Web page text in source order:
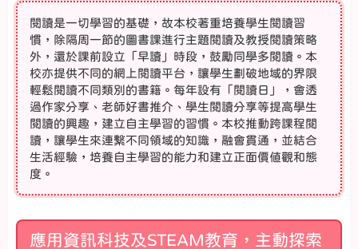
閱讀是一切學習的基礎，故本校著重培養學生閱讀習
慣，除隔周一節的圖書課進行主題閱讀及教授閱讀策略
外，還於課前設立「早讀」時段，鼓勵同學多閱讀。本
校亦提供不同的網上閱讀平台，讓學生劃破地域的界限
輕鬆閱讀不同類別的書籍。每年設有「閱讀日」，會透
過作家分享、老師好書推介、學生閱讀分享等提高學生
閱讀的興趣，建立自主學習的習慣。本校推動跨課程閱
讀，讓學生來連繫不同領域的知識，融會貫通，並結合
生活經驗，培養自主學習的能力和建立正面價值觀和態
度。
應用資訊科技及STEAM教育，主動探索